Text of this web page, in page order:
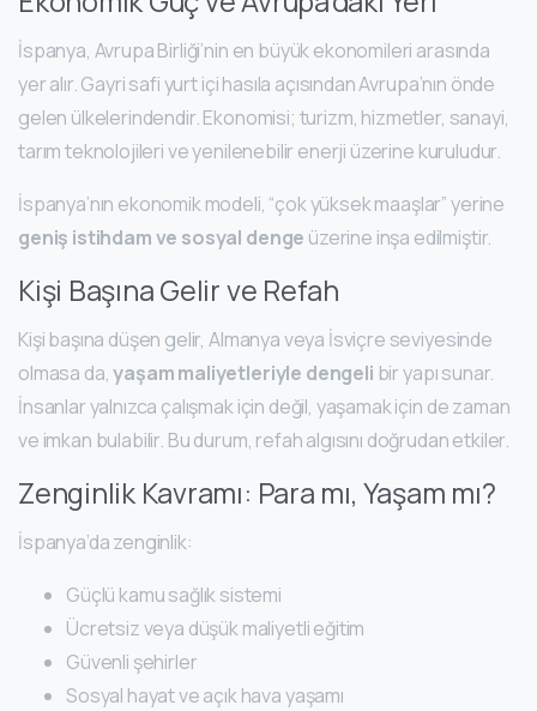
İspanya, Avrupa Birliği’nin en büyük ekonomileri arasında
yer alır. Gayri safi yurt içi hasıla açısından Avrupa’nın önde
gelen ülkelerindendir. Ekonomisi; turizm, hizmetler, sanayi,
tarım teknolojileri ve yenilenebilir enerji üzerine kuruludur.
İspanya’nın ekonomik modeli, “çok yüksek maaşlar” yerine
geniş istihdam ve sosyal denge üzerine inşa edilmiştir.
Kişi Başına Gelir ve Refah
Kişi başına düşen gelir, Almanya veya İsviçre seviyesinde
olmasa da,yaşam maliyetleriyle dengeli bir yapı sunar.
İnsanlar yalnızca çalışmak için değil, yaşamak için de zaman
ve imkan bulabilir. Bu durum, refah algısını doğrudan etkiler.
Zenginlik Kavramı: Para mı, Yaşam mı?
İspanya’da zenginlik:
Güçlü kamu sağlık sistemi
Ücretsiz veya düşük maliyetli eğitim
Güvenli şehirler
Sosyal hayat ve açık hava yaşamı